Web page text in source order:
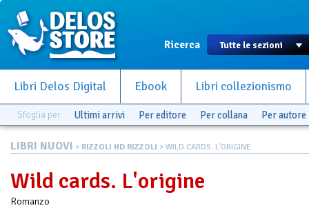
Ricerca
Libri Delos Digital Ebook Libri collezionismo
Sfoglia per Ultimi arrivi Per editore Per collana Per autore
LIBRI NUOVI > RIZZOLI HD RIZZOLI > WILD CARDS. L'ORIGINE
Wild cards. L'origine
Romanzo